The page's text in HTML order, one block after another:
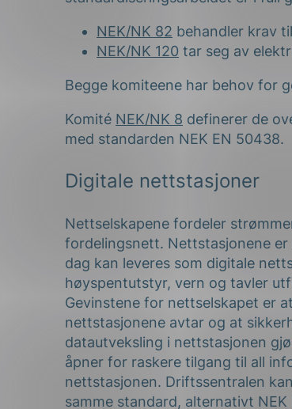
NEK/NK 82 behandler krav
NEK/NK 120 tar seg av
Begge komiteene har behov for
Komité NEK/NK 8 definerer de
med standarden NEK EN 50438.
Digitale nettstasjoner
Nettselskapene fordeler
fordelingsnett. Nettstasjonene
dag kan leveres som digitale
høyspentutstyr, vern og tavler
Gevinstene for nettselskapet er
nettstasjonene avtar og at
datautveksling i nettstasjonen
åpner for raskere tilgang til all
nettstasjonen. Driftssentralen
samme standard, alternativt